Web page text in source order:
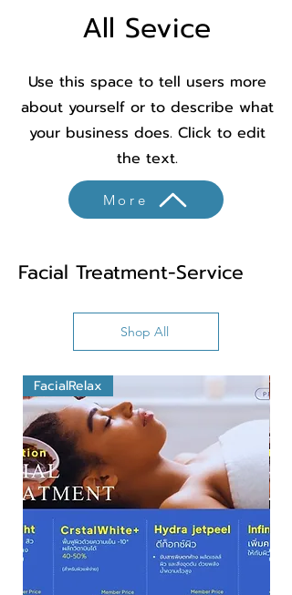
All Sevice
Use this space to tell users more
about yourself or to describe what
your business does. Click to edit
the text.
More
Facial Treatment-Service
Shop All
FacialRelax